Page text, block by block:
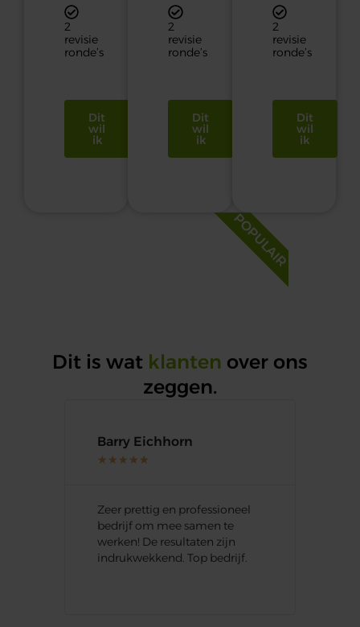
2
revisie
ronde’s
Dit
wil
ik
2
revisie
ronde’s
Dit
wil
ik
POPULAIR
2
revisie
ronde’s
Dit
wil
ik
Dit is wat klanten over ons
zeggen.
Barry Eichhorn
★ ★ ★ ★ ★
Zeer prettig en professioneel
bedrijf om mee samen te
werken! De resultaten zijn
indrukwekkend. Top bedrijf.